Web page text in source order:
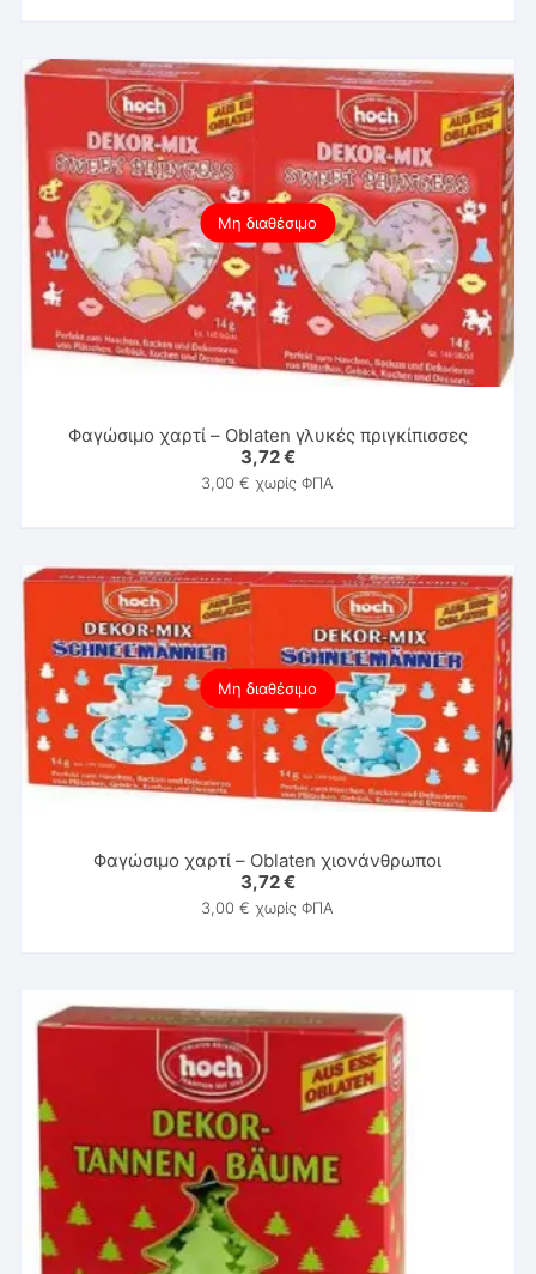
Μη διαθέσιμο
Φαγώσιμο χαρτί – Oblaten γλυκές πριγκίπισσες
3,72€
3,00€ χωρίς ΦΠΑ
Μη διαθέσιμο
Φαγώσιμο χαρτί – Oblaten χιονάνθρωποι
3,72€
3,00€ χωρίς ΦΠΑ